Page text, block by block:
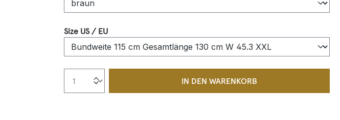
Size US / EUauswählen
Produkt Anzahl: Gib den gewünschten Wert
IN DEN WARENKORB